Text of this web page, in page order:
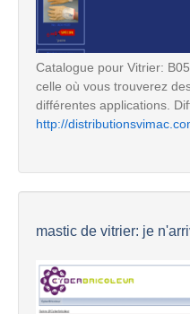
Catalogue pour Vitrier:
celle où vous trouverez
différentes applications.
http://
mastic de vitrier: je